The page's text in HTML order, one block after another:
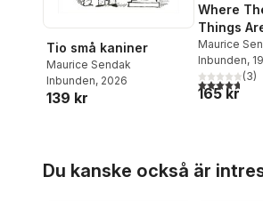
Tio små kaniner
Maurice Sendak
Inbunden, 2026
139 kr
Where
Things
Maurice
Inbunden,
4,7utav 5(3)
165 kr
Du kanske också är